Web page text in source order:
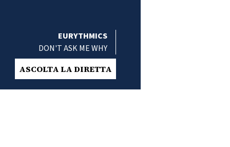
EURYTHMICS
DON'T ASK ME WHY
ASCOLTA LA DIRETTA